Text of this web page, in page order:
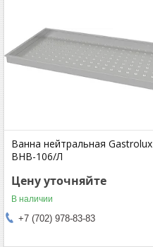
Ванна нейтральная Gastrolux
ВНВ-106/Л
Цену уточняйте
В наличии
+7 (702) 978-83-83